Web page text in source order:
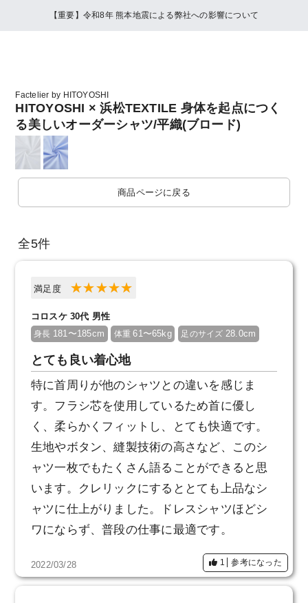
【重要】令和8年 熊本地震による弊社への影響について
Factelier by HITOYOSHI
HITOYOSHI × 浜松TEXTILE 身体を起点につく
る美しいオーダーシャツ/平織(ブロード)
商品ページに戻る
全5件
満足度
コロスケ 30代 男性
身長 181〜185cm 体重61〜65kg 足のサイズ 28.0cm
とても良い着心地
特に首周りが他のシャツとの違いを感じま
す。フラシ芯を使用しているため首に優し
く、柔らかくフィットし、とても快適です。
生地やボタン、縫製技術の高さなど、このシ
ャツ一枚でもたくさん語ることができると思
います。クレリックにするととても上品なシ
ャツに仕上がりました。ドレスシャツほどシ
ワにならず、普段の仕事に最適です。
2022/03/28 1 参考になった